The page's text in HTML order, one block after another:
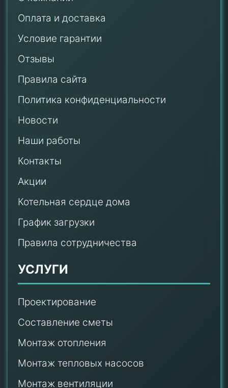
Оплата и доставка
Условие гарантии
Отзывы
Правила сайта
Политика конфиденциальности
Новости
Наши работы
Контакты
Акции
Котельная сердце дома
График загрузки
Правила сотрудничества
УСЛУГИ
Проектирование
Составление сметы
Монтаж отопления
Монтаж тепловых насосов
Монтаж вентиляции